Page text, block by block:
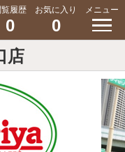
覧履歴
0
お気に入り
0
メニュー
店